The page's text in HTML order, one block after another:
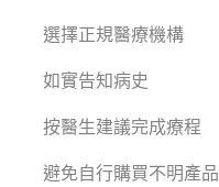
選擇正規醫療機構
如實告知病史
按醫生建議完成療程
避免自行購買不明產品